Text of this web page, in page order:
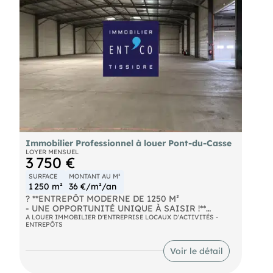
Immobilier Professionnel à louer Pont-du-Casse
LOYER MENSUEL
3 750 €
SURFACE
1 250 m²
MONTANT AU M²
36 €/m²/an
? **ENTREPÔT MODERNE DE 1250 M²
- UNE OPPORTUNITÉ UNIQUE À SAISIR !**
Découvrez cet entrepôt professionnel
exceptionnel, conçu pour les entreprises
ambitieuses en quête d'espace, de fonctionnalité
et de modernité. Librement disponible, ce joyau
immobilier vous ouvre les portes d'un avenir
A LOUER IMMOBILIER D'ENTREPRISE LOCAUX D'ACTIVITÉS -
ENTREPÔTS
Voir le détail